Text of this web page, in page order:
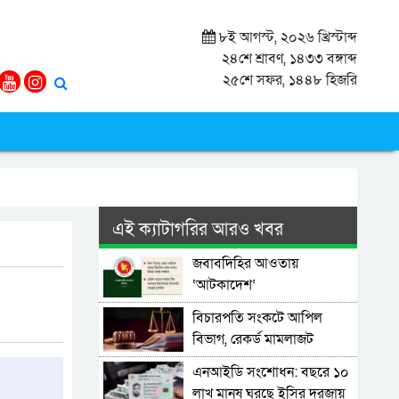
৮ই আগস্ট, ২০২৬ খ্রিস্টাব্দ
২৪শে শ্রাবণ, ১৪৩৩ বঙ্গাব্দ
২৫শে সফর, ১৪৪৮ হিজরি
এই ক্যাটাগরির আরও খবর
জবাবদিহির আওতায়
‘আটকাদেশ’
বিচারপতি সংকটে আপিল
বিভাগ, রেকর্ড মামলাজট
এনআইডি সংশোধন: বছরে ১০
লাখ মানুষ ঘুরছে ইসির দরজায়